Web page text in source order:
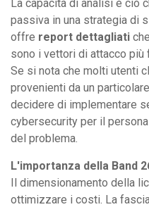
La capacità di analisi è ciò
passiva in una strategia di
offre report dettagliati
sono i vettori di attacco più
Se si nota che molti utenti
provenienti da un
decidere di implementare
cybersecurity per il
del problema.
L'importanza della Band
Il dimensionamento della
ottimizzare i costi. La